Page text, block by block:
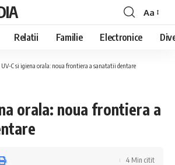
Font
Resizer
Aa
Relatii Familie Electronice
UV-C si igiena orala: noua frontiera a sanatatii dentare
orala: noua frontiera a
4 Min citit